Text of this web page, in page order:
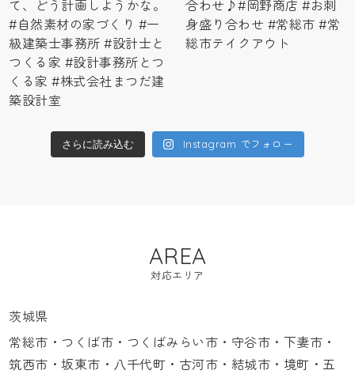
さらに読み込む Instagram でフォロー
AREA
対応エリア
茨城県
常総市・つくば市・つくばみらい市・守谷市・下妻市・
筑西市・坂東市・八千代町・古河市・結城市・境町・五